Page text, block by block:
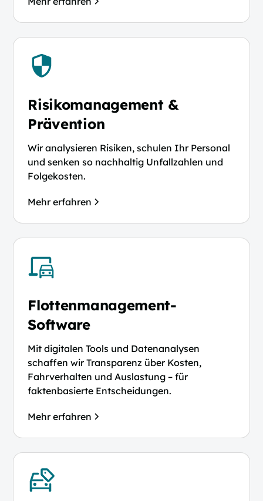
Risikomanagement &
Prävention
Wir analysieren Risiken, schulen Ihr Personal
und senken so nachhaltig Unfallzahlen und
Folgekosten.
Mehr erfahren
Flottenmanagement-
Software
Mit digitalen Tools und Datenanalysen
schaffen wir Transparenz über Kosten,
Fahrverhalten und Auslastung – für
faktenbasierte Entscheidungen.
Mehr erfahren